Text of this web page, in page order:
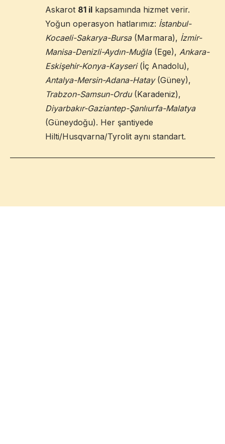
Askarot 81 il kapsamında hizmet verir.
Yoğun operasyon hatlarımız: İstanbul-
Kocaeli-Sakarya-Bursa(Marmara), İzmir-
Manisa-Denizli-Aydın-Muğla(Ege), Ankara-
Eskişehir-Konya-Kayseri(İç Anadolu),
Antalya-Mersin-Adana-Hatay(Güney),
Trabzon-Samsun-Ordu(Karadeniz),
Diyarbakır-Gaziantep-Şanlıurfa-Malatya
(Güneydoğu). Her şantiyede
Hilti/Husqvarna/Tyrolit aynı standart.